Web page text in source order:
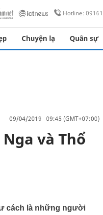
Hotline:
Chuyện lạ Quân sự
09/04/2019 09:45 (GMT+07:00)
và Thổ
cách là những người